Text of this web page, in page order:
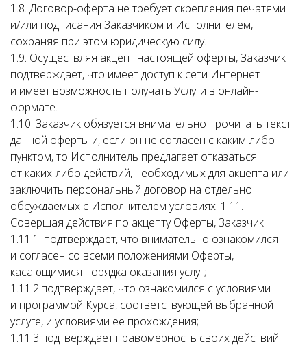
1.8. Договор-оферта не требует скрепления печатями
и/или подписания Заказчиком и Исполнителем,
сохраняя при этом юридическую силу.
1.9. Осуществляя акцепт настоящей оферты, Заказчик
подтверждает, что имеет доступ к сети Интернет
и имеет возможность получать Услуги в онлайн-
формате.
1.10. Заказчик обязуется внимательно прочитать текст
данной оферты и, если он не согласен с каким-либо
пунктом, то Исполнитель предлагает отказаться
от каких-либо действий, необходимых для акцепта или
заключить персональный договор на отдельно
обсуждаемых с Исполнителем условиях. 1.11.
Совершая действия по акцепту Оферты, Заказчик:
1.11.1. подтверждает, что внимательно ознакомился
и согласен со всеми положениями Оферты,
касающимися порядка оказания услуг;
1.11.2.подтверждает, что ознакомился с условиями
и программой Курса, соответствующей выбранной
услуге, и условиями ее прохождения;
1.11.3.подтверждает правомерность своих действий: